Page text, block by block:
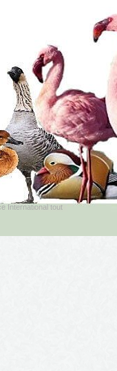
International tout